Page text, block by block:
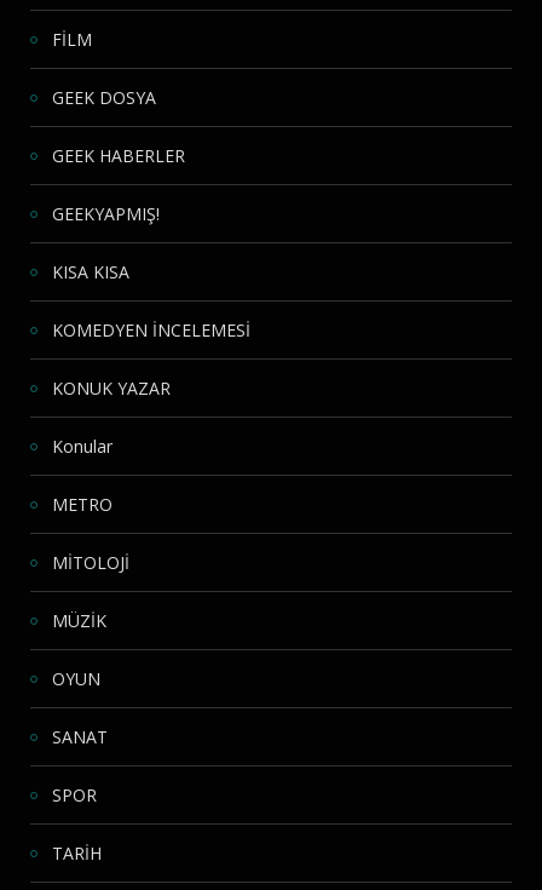
FİLM
GEEK DOSYA
GEEK HABERLER
GEEKYAPMIŞ!
KISA KISA
KOMEDYEN İNCELEMESİ
KONUK YAZAR
Konular
METRO
MİTOLOJİ
MÜZİK
OYUN
SANAT
SPOR
TARİH